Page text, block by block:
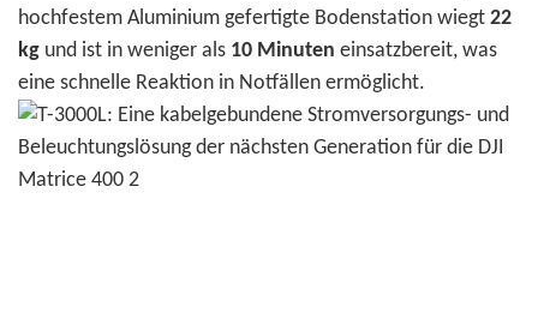
hochfestem Aluminium gefertigte Bodenstation wiegt 22
kg und ist in weniger als 10 Minuten einsatzbereit, was
eine schnelle Reaktion in Notfällen ermöglicht.